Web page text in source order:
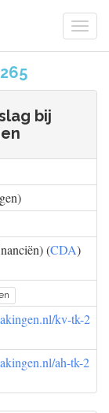
bij
(CDA)
kv-tk-2
ah-tk-2